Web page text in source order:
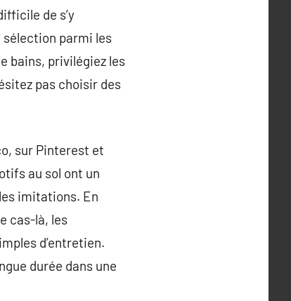
de s’y
sélection parmi les
bains, privilégiez les
pas choisir des
sur Pinterest et
au sol ont un
imitations. En
cas-là, les
d’entretien.
durée dans une